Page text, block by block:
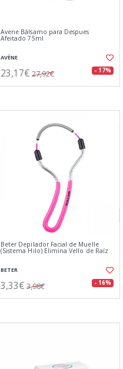
Avene Bálsamo para Despues
Afeitado 75ml
AVÈNE
23,17€ 27,92€ - 17%
Beter Depilador Facial de Muelle
(Sistema Hilo) Elimina Vello de Raíz
BETER
3,33€ 3,98€ - 16%